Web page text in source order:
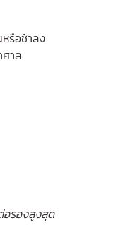
รือช้าลง
าล
รองสูงสุด